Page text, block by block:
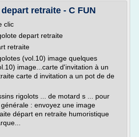
retraite - C FUN
clic
depart retraite
retraite
(vol.10) image quelques
image...carte d'invitation à un
carte d invitation a un pot de de
rigolots ... de motard s ... pour
: envoyez une image
départ en retraite humoristique